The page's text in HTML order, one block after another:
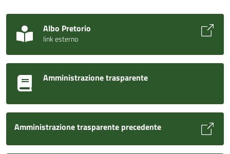
Albo Pretorio
link esterno
Amministrazione trasparente
Amministrazione trasparente precedente